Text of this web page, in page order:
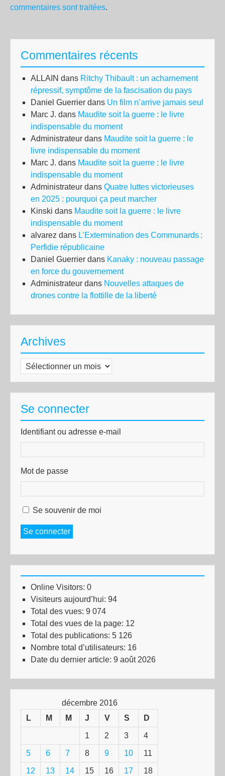
commentaires sont traitées.
Commentaires récents
ALLAIN dans Ritchy Thibault : un acharnement
répressif, symptôme de la fascisation du pays
Daniel Guerrier dans Un film n’arrive jamais seul
Marc J. dans Maudite soit la guerre : le livre
indispensable du moment
Administrateur dans Maudite soit la guerre : le
livre indispensable du moment
Marc J. dans Maudite soit la guerre : le livre
indispensable du moment
Administrateur dans Quatre luttes victorieuses
en 2025 : pourquoi ça peut marcher
Kinski dans Maudite soit la guerre : le livre
indispensable du moment
alvarez dans L’Extermination des Communards :
Perfidie républicaine
Daniel Guerrier dans Kanaky : nouveau passage
en force du gouvernement
Administrateur dans Nouvelles attaques de
drones contre la flottille de la liberté
Archives
Archives
Se connecter
Identifiant ou adresse e-mail
Mot de passe
Se souvenir de moi
Se connecter
Online Visitors: 0
Visiteurs aujourd’hui: 94
Total des vues: 9 074
Total des vues de la page: 12
Total des publications: 5 126
Nombre total d’utilisateurs: 16
Date du dernier article: 9 août 2026
décembre 2016
L
M M J V S D
1 2 3 4
5 6 7 8 9 10 11
12 13 14 15 16 17 18